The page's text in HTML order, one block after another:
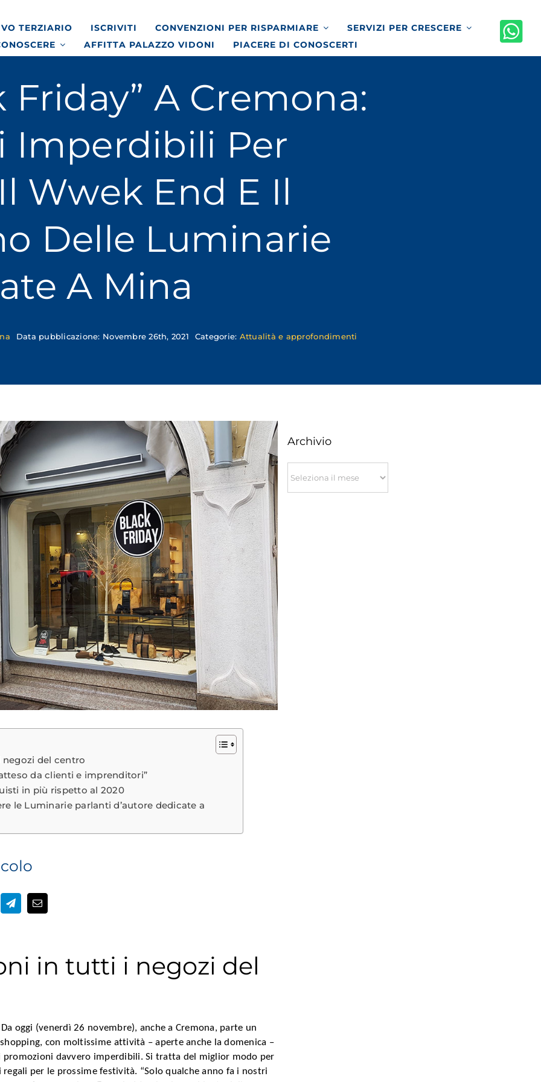
TERZIARIO ISCRIVITI CONVENZIONI PER RISPARMIARE
SERVIZI PER CRESCERE
AFFITTA PALAZZO VIDONI PIACERE DI CONOSCERTI
Friday” A Cremona:
Imperdibili Per
Wwek End E Il
Delle Luminarie
A Mina
Data pubblicazione: Novembre 26th, 2021 Categorie: Attualità e approfondimenti
del centro
da clienti e imprenditori”
in più rispetto al 2020
le Luminarie parlanti d’autore dedicate a
in tutti i negozi del
oggi (venerdì 26 novembre), anche a Cremona, parte un
con moltissime attività – aperte anche la domenica –
davvero imperdibili. Si tratta del miglior modo per
regali per le prossime festività. “Solo qualche anno fa i nostri
Archivio